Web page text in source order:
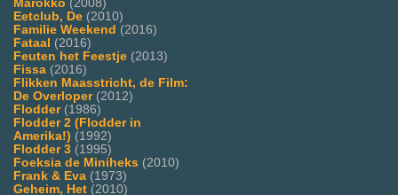
Marokko (2008)
Eetclub, De (2010)
Familie Weekend (2016)
Fataal (2016)
Feuten het Feestje (2013)
Fissa (2016)
Flikken Maasstricht, de Film:
De Overloper(2012)
Flodder(1986)
Flodder 2 (Flodder in
Amerika!) (1992)
Flodder 3 (1995)
Foeksia de Miniheks (2010)
Frank & Eva (1973)
Geheim, Het (2010)